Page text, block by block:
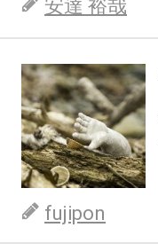
安達 裕哉
fujipon